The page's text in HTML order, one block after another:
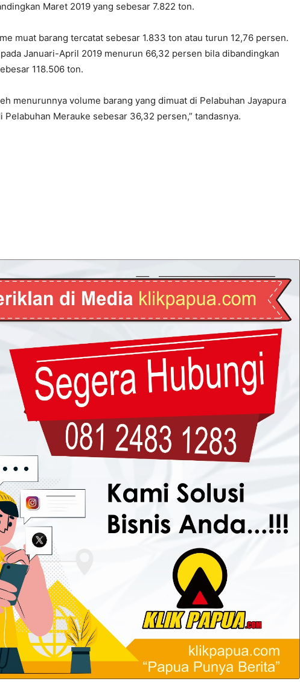
Maret 2019 yang sebesar 7.822 ton.
muat barang tercatat sebesar 1.833 ton atau turun 12,76 persen.
Januari-April 2019 menurun 66,32 persen bila dibandingkan
118.506 ton.
menurunnya volume barang yang dimuat di Pelabuhan Jayapura
Merauke sebesar 36,32 persen,” tandasnya.